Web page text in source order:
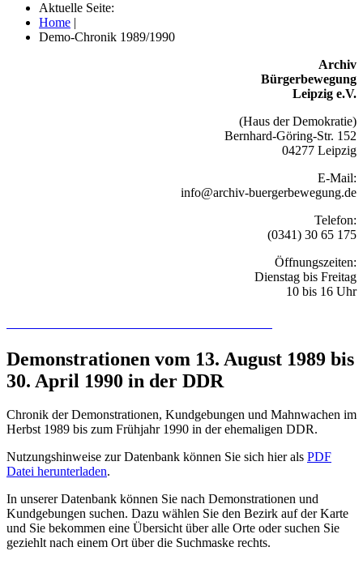
Aktuelle Seite:
Home |
Demo-Chronik 1989/1990
Archiv
Bürgerbewegung
Leipzig e.V.
(Haus der Demokratie)
Bernhard-Göring-Str. 152
04277 Leipzig
E-Mail:
info@archiv-buergerbewegung.de
Telefon:
(0341) 30 65 175
Öffnungszeiten:
Dienstag bis Freitag
10 bis 16 Uhr
Demonstrationen vom 13. August 1989 bis
30. April 1990 in der DDR
Chronik der Demonstrationen, Kundgebungen und Mahnwachen im
Herbst 1989 bis zum Frühjahr 1990 in der ehemaligen DDR.
Nutzungshinweise zur Datenbank können Sie sich hier als PDF
Datei herunterladen.
In unserer Datenbank können Sie nach Demonstrationen und
Kundgebungen suchen. Dazu wählen Sie den Bezirk auf der Karte
und Sie bekommen eine Übersicht über alle Orte oder suchen Sie
geziehlt nach einem Ort über die Suchmaske rechts.